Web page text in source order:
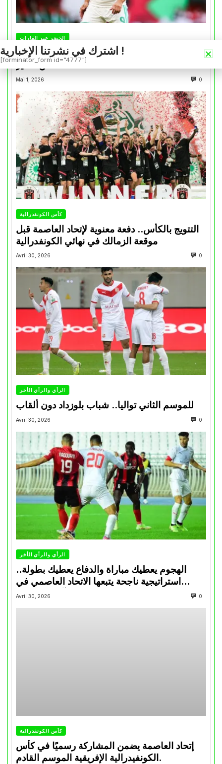
الخضر عبر القارات
بونجاح يسجل رغم هزيمة الشمال أمام السد في
كأس الأمير
Mai 1, 2026 0
كأس الكونفدرالية
التتويج بالكأس.. دفعة معنوية لإتحاد العاصمة قبل
موقعة الزمالك في نهائي الكونفدرالية
Avril 30, 2026 0
الرأي والرأي الأخر
للموسم الثاني تواليا.. شباب بلوزداد دون ألقاب
Avril 30, 2026 0
الرأي والرأي الأخر
الهجوم يعطيك مباراة والدفاع يعطيك بطولة..
استراتيجية ناجحة يتبعها الاتحاد العاصمي في
تتويجاته آخر السنوات
Avril 30, 2026 0
كأس الكونفدرالية
إتحاد العاصمة يضمن المشاركة رسميًا في كأس
الكونفيدرالية الإفريقية الموسم القادم.
اشترك في نشرتنا الإخبارية !
[forminator_form id="4777"]